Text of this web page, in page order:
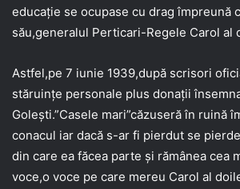
educație se ocupase cu drag împreună
său,generalul Perticari-Regele Carol al
Astfel,pe 7 iunie 1939,după scrisori
stăruințe personale plus donații
Golești.”Casele mari”căzuseră în ruină
conacul iar dacă s-ar fi pierdut se
din care ea făcea parte și rămânea cea
voce,o voce pe care mereu Carol al